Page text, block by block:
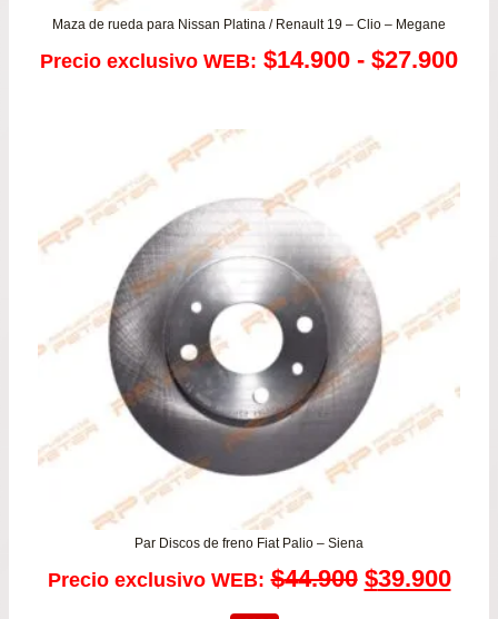
Maza de rueda para Nissan Platina / Renault 19 – Clio – Megane
Precio exclusivo WEB: $14.900 - $27.900
Par Discos de freno Fiat Palio – Siena
Precio exclusivo WEB: $44.900 El
$39.900El